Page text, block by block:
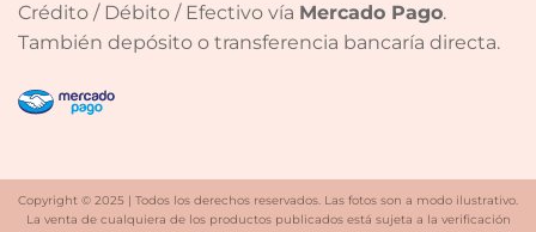
Crédito / Débito / Efectivo vía Mercado Pago.
También depósito o transferencia bancaría directa.
Copyright © 2025 | Todos los derechos reservados. Las fotos son a modo ilustrativo.
La venta de cualquiera de los productos publicados está sujeta a la verificación